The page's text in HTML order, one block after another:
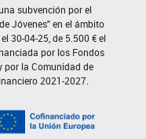
subvención por el
Jóvenes" en el ámbito
30-04-25, de 5.500 € el
por los Fondos
por la Comunidad de
2021-2027.